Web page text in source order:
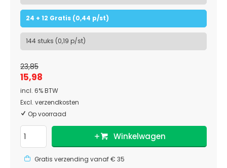
24 + 12 Gratis (0,44 p/st)
144 stuks (0,19 p/st)
23,85
15,98
incl. 6% BTW
Excl. verzendkosten
Op voorraad
Winkelwagen
Gratis verzending vanaf € 35